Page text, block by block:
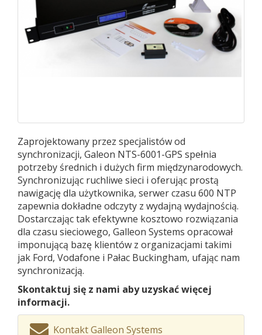
Zaprojektowany przez specjalistów od
synchronizacji, Galeon NTS-6001-GPS spełnia
potrzeby średnich i dużych firm międzynarodowych.
Synchronizując ruchliwe sieci i oferując prostą
nawigację dla użytkownika, serwer czasu 600 NTP
zapewnia dokładne odczyty z wydajną wydajnością.
Dostarczając tak efektywne kosztowo rozwiązania
dla czasu sieciowego, Galleon Systems opracował
imponującą bazę klientów z organizacjami takimi
jak Ford, Vodafone i Pałac Buckingham, ufając nam
synchronizacją.
Skontaktuj się z nami aby uzyskać więcej
informacji.
Kontakt Galleon Systems